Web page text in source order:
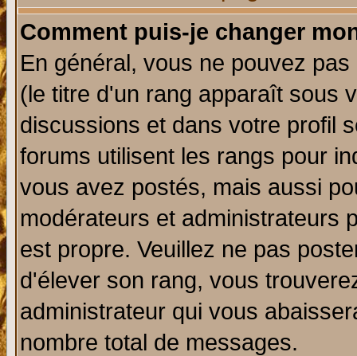
Comment puis-je changer
En général, vous ne pouvez
(le titre d'un rang apparaît sous
discussions et dans votre profil
forums utilisent les rangs pour
vous avez postés, mais aussi
modérateurs et administrateurs
est propre. Veuillez ne pas
d'élever son rang, vous
administrateur qui vous
nombre total de messages.